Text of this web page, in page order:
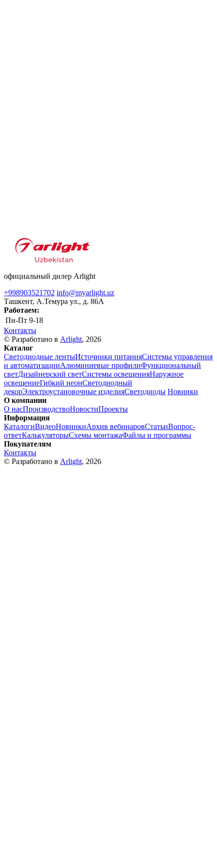
официальный дилер Arlight
+998903521702 info@myarlight.uz
Ташкент, А.Темура ул., д. 86А
Работаем:
Пн-Пт 9-18
Контакты
© Разработано в Arlight, 2026
Каталог
Светодиодные лентыИсточники питанияСистемы управления
и автоматизацииАлюминиевые профилиФункциональный
светДизайнерский светСистемы освещенияНаружное
освещениеГибкий неонСветодиодный
декорЭлектроустановочные изделияСветодиоды Новинки
О компании
О насПроизводствоНовостиПроекты
Информация
КаталогиВидеоНовинкиАрхив вебинаровСтатьиВопрос-
ответКалькуляторыСхемы монтажаФайлы и программы
Покупателям
Контакты
© Разработано в Arlight, 2026